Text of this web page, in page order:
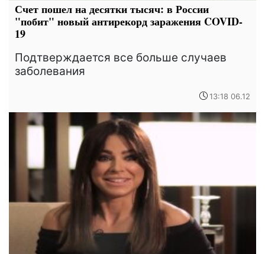
Счет пошел на десятки тысяч: в России
"побит" новый антирекорд заражения COVID-
19
Подтверждается все больше случаев
заболевания
13:18 06.12